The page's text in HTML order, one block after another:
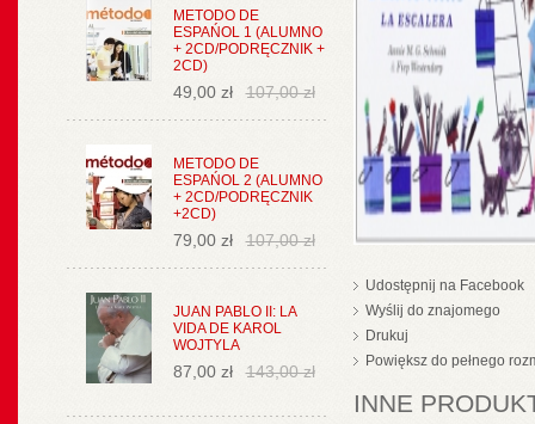
METODO DE
ESPAŃOL 1 (ALUMNO
+ 2CD/PODRĘCZNIK +
2CD)
49,00 zł 107,00 zł
METODO DE
ESPAŃOL 2 (ALUMNO
+ 2CD/PODRĘCZNIK
+2CD)
79,00 zł 107,00 zł
JUAN PABLO II: LA
VIDA DE KAROL
WOJTYLA
87,00 zł 143,00 zł
Udostępnij na Facebook
Wyślij do znajomego
Drukuj
Powiększ do pełnego
INNE